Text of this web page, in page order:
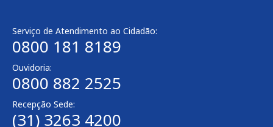
Serviço de Atendimento ao Cidadão:
0800 181 8189
Ouvidoria:
0800 882 2525
Recepção Sede:
(31) 3263 4200